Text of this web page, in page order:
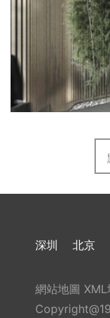
深圳 北京
網站地圖 XML